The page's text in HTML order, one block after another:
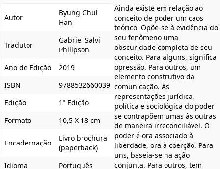
Autor
Byung-Chul
Han
Tradutor
Gabriel Salvi
Philipson
Ano de Edição
2019
ISBN
9788532660039
Edição
1ª Edição
Formato
10,5 X 18 cm
Encadernação
Livro brochura
(paperback)
Idioma
Português
Ainda existe em relação ao
conceito de poder um caos
teórico. Opõe-se à evidência do
seu fenômeno uma
obscuridade completa de seu
conceito. Para alguns, significa
opressão. Para outros, um
elemento construtivo da
comunicação. As
representações jurídica,
política e sociológica do poder
se contrapõem umas às outras
de maneira irreconciliável. O
poder é ora associado à
liberdade, ora à coerção. Para
uns, baseia-se na ação
conjunta. Para outros, tem